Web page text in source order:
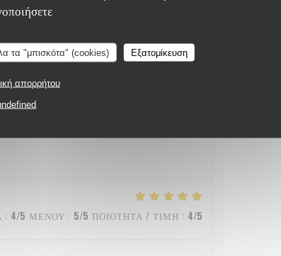
τα "μπισκότα" (cookies) Εξατομίκευση
απορρήτου
: 4/5 ΜΕΝΟΎ
5 ΜΕΝΟΎ
: 4/5 ΜΕΝΟΎ : 5/5 ΠΟΙΌΤΗΤΑ / ΤΙΜΉ : 4/5